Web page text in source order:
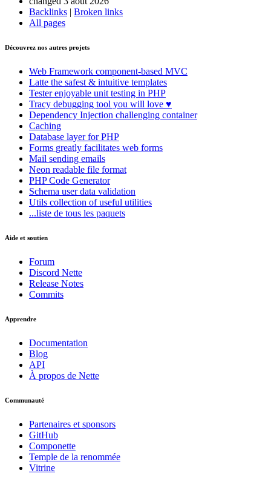
Backlinks | Broken links
All pages
Découvrez nos autres projets
Web Framework component-based MVC
Latte the safest & intuitive templates
Testerenjoyable unit testing in PHP
Tracy debugging tool you will love ♥
Dependency Injection challenging container
Caching
Database layer for PHP
Forms greatly facilitates web forms
Mail sending emails
Neon readable file format
PHP Code Generator
Schema user data validation
Utils collection of useful utilities
...liste de tous les paquets
Aide et soutien
Forum
Discord Nette
Release Notes
Commits
Apprendre
Documentation
Blog
API
À propos de Nette
Communauté
Partenaires et sponsors
GitHub
Componette
Temple de la renommée
Vitrine